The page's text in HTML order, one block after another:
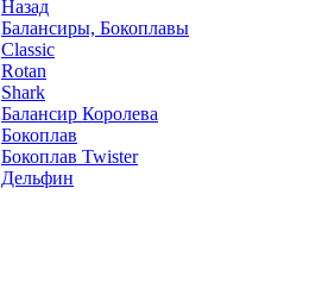
Назад
Балансиры, Бокоплавы
Classic
Rotan
Shark
Балансир Королева
Бокоплав
Бокоплав Twister
Дельфин